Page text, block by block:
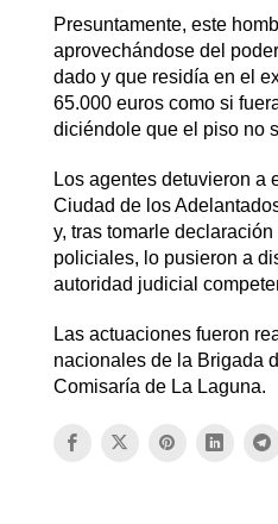
Presuntamente, este
aprovechándose del
dado y que residía en el
65.000 euros como si
diciéndole que el piso no
Los agentes detuvieron a
Ciudad de los
y, tras tomarle
policiales, lo pusieron a
autoridad judicial
Las actuaciones fueron
nacionales de la Brigada
Comisaría de La Laguna.